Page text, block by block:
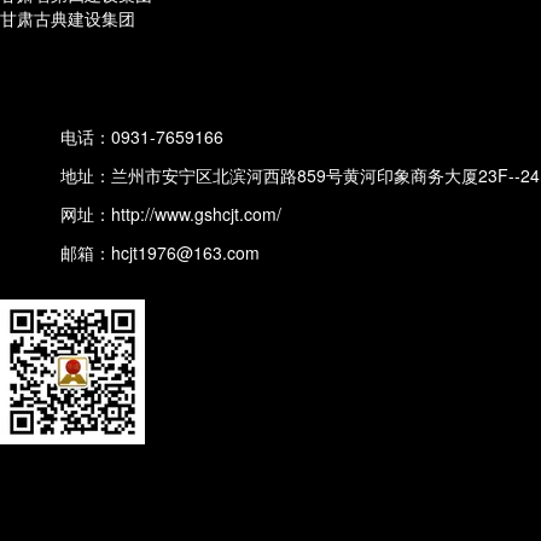
甘肃古典建设集团
电话：0931-7659166
地址：兰州市安宁区北滨河西路859号黄河印象商务大厦23F--
网址： http://www.gshcjt.com/
邮箱：hcjt1976@163.com